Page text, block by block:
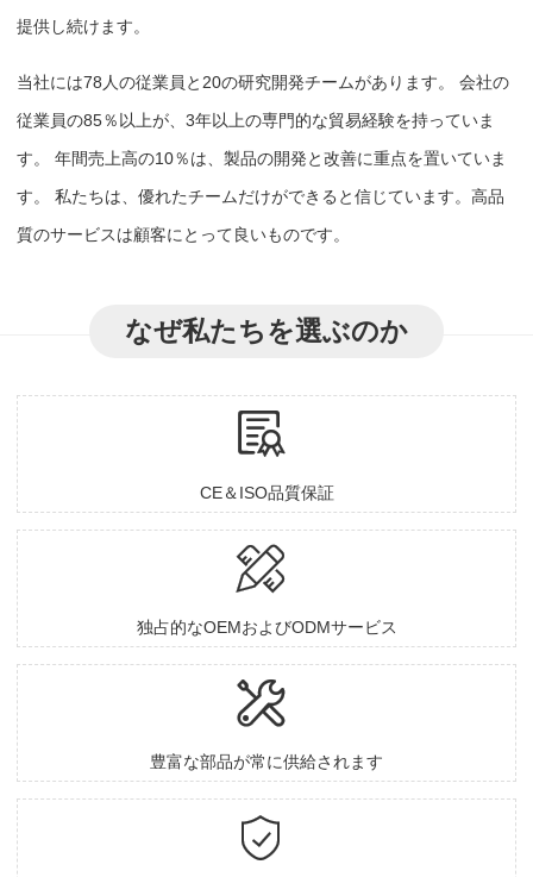
提供し続けます。
当社には78人の従業員と20の研究開発チームがあります。 会社の
従業員の85％以上が、3年以上の専門的な貿易経験を持っていま
す。 年間売上高の10％は、製品の開発と改善に重点を置いていま
す。 私たちは、優れたチームだけができると信じています。高品
質のサービスは顧客にとって良いものです。
なぜ私たちを選ぶのか

CE＆ISO品質保証

独占的なOEMおよびODMサービス

豊富な部品が常に供給されます
